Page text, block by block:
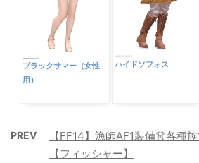
ブラックサマー（女性
用）
ハイドソフォス
PREV
【FF14】漁師AF1装備👗各種
【フィッシャー】